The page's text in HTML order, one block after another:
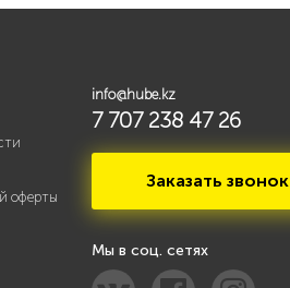
оферты
info@hube.kz
7 707 238 47 26
Заказать звонок
Мы в соц. сетях